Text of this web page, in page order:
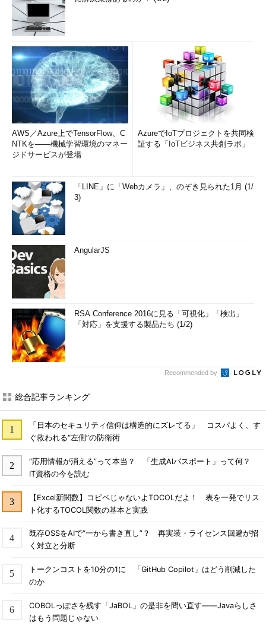
AWS／Azure上でTensorFlow、C
NTKを――機械学習環境のマネー
ジドサービスが登場
AzureでIoTプロジェクトを共同検
証する「IoTビジネス共創ラボ」
「LINE」に「Webカメラ」、のぞき見られた1月 (1/
3)
AngularJS
RSA Conference 2016に見る「可視化」「検出」
「対応」を支援する製品たち (1/2)
Recommended by
総合記事ランキング
「日本のセキュリティ信仰は構造的にズレてる」 コスパよく、す
ぐ救われる“左側”の防衛術
“応用情報が消える”って本当？ 「生成AIパスポート」って何？
IT資格の今を読む
【Excel新関数】コピペじゃないよTOCOLだよ！ 表を一発でリス
ト化するTOCOL関数の基本と実践
既存OSSをAIで“一から書き直し”？ 再実装・ライセンス回避が招
く対立と分断
トークンコストを10分の1に 「GitHub Copilot」はどう削減した
のか
COBOLっぽさを残す「JaBOL」の是非を問い直す――Javaらしさ
はもう問題じゃない